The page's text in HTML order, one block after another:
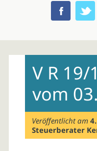
contentV R
vom
Veröffentlicht am
Steuerberater